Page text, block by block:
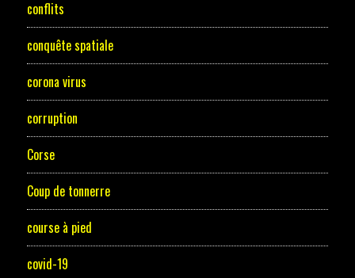
conflits
conquête spatiale
corona virus
corruption
Corse
Coup de tonnerre
course à pied
covid-19